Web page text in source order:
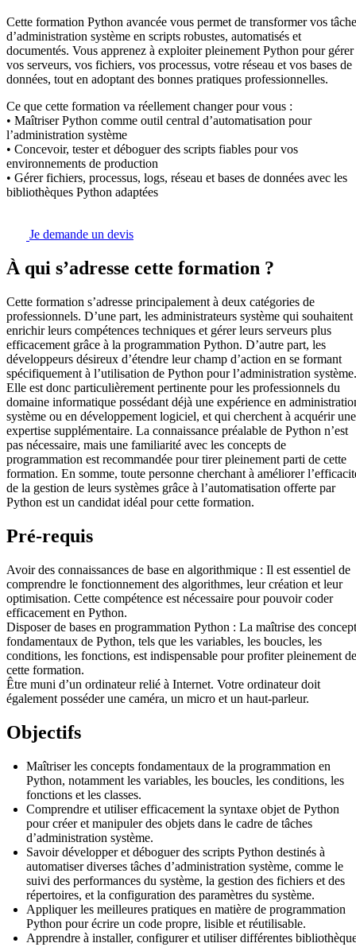
Cette formation Python avancée vous permet de transformer vos
d’administration système en scripts robustes, automatisés et
documentés. Vous apprenez à exploiter pleinement Python pour gérer
vos serveurs, vos fichiers, vos processus, votre réseau et vos bases de
données, tout en adoptant des bonnes pratiques professionnelles.
Ce que cette formation va réellement changer pour vous :
• Maîtriser Python comme outil central d’automatisation pour
l’administration système
• Concevoir, tester et déboguer des scripts fiables pour vos
environnements de production
• Gérer fichiers, processus, logs, réseau et bases de données avec les
bibliothèques Python adaptées
Je demande un devis
À qui s’adresse cette formation ?
Cette formation s’adresse principalement à deux catégories de
professionnels. D’une part, les administrateurs système qui souhaitent
enrichir leurs compétences techniques et gérer leurs serveurs plus
efficacement grâce à la programmation Python. D’autre part, les
développeurs désireux d’étendre leur champ d’action en se formant
spécifiquement à l’utilisation de Python pour l’administration système.
Elle est donc particulièrement pertinente pour les professionnels du
domaine informatique possédant déjà une expérience en
système ou en développement logiciel, et qui cherchent à acquérir une
expertise supplémentaire. La connaissance préalable de Python n’est
pas nécessaire, mais une familiarité avec les concepts de
programmation est recommandée pour tirer pleinement parti de cette
formation. En somme, toute personne cherchant à améliorer
de la gestion de leurs systèmes grâce à l’automatisation offerte par
Python est un candidat idéal pour cette formation.
Pré-requis
Avoir des connaissances de base en algorithmique : Il est essentiel de
comprendre le fonctionnement des algorithmes, leur création et leur
optimisation. Cette compétence est nécessaire pour pouvoir coder
efficacement en Python.
Disposer de bases en programmation Python : La maîtrise des
fondamentaux de Python, tels que les variables, les boucles, les
conditions, les fonctions, est indispensable pour profiter pleinement de
cette formation.
Être muni d’un ordinateur relié à Internet. Votre ordinateur doit
également posséder une caméra, un micro et un haut-parleur.
Objectifs
Maîtriser les concepts fondamentaux de la programmation en
Python, notamment les variables, les boucles, les conditions, les
fonctions et les classes.
Comprendre et utiliser efficacement la syntaxe objet de Python
pour créer et manipuler des objets dans le cadre de tâches
d’administration système.
Savoir développer et déboguer des scripts Python destinés à
automatiser diverses tâches d’administration système, comme le
suivi des performances du système, la gestion des fichiers et des
répertoires, et la configuration des paramètres du système.
Appliquer les meilleures pratiques en matière de programmation
Python pour écrire un code propre, lisible et réutilisable.
Apprendre à installer, configurer et utiliser différentes